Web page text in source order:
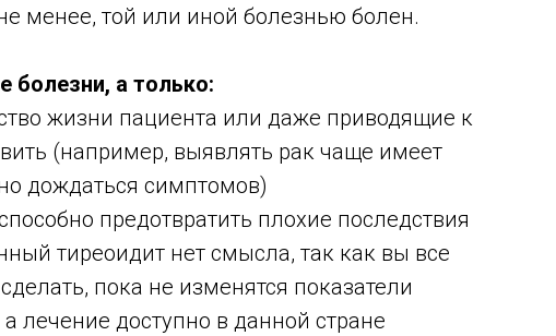
менее, той или иной болезнью болен.
болезни, а только:
жизни пациента или даже приводящие к
(например, выявлять рак чаще имеет
дождаться симптомов)
предотвратить плохие последствия
тиреоидит нет смысла, так как вы все
пока не изменятся показатели
лечение доступно в данной стране